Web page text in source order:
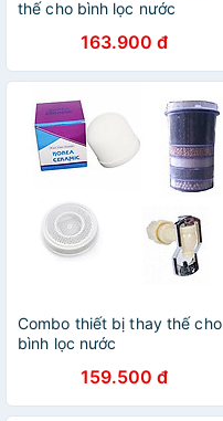
thế cho bình lọc nước
163.900 đ
Combo thiết bị thay thế cho
bình lọc nước
159.500 đ